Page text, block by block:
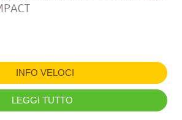
INFO VELOCI
LEGGI TUTTO